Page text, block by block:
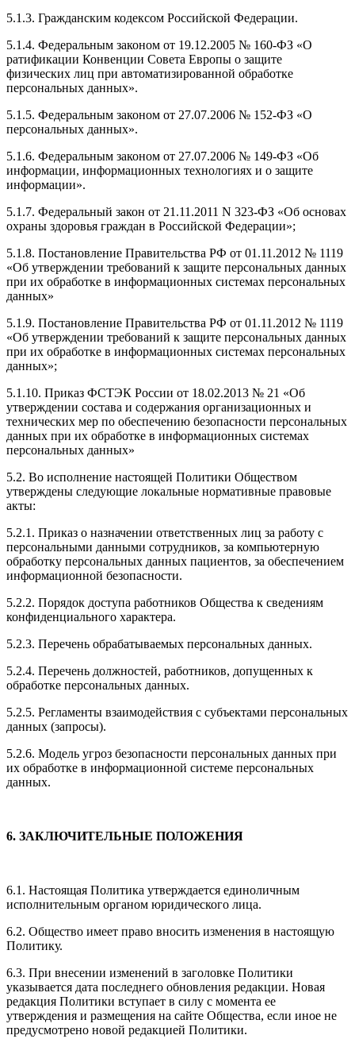
5.1.3. Гражданским кодексом Российской Федерации.
5.1.4. Федеральным законом от 19.12.2005 № 160-ФЗ «О
ратификации Конвенции Совета Европы о защите
физических лиц при автоматизированной обработке
персональных данных».
5.1.5. Федеральным законом от 27.07.2006 № 152-ФЗ «О
персональных данных».
5.1.6. Федеральным законом от 27.07.2006 № 149-ФЗ «Об
информации, информационных технологиях и о защите
информации».
5.1.7. Федеральный закон от 21.11.2011 N 323-ФЗ «Об основах
охраны здоровья граждан в Российской Федерации»;
5.1.8. Постановление Правительства РФ от 01.11.2012 № 1119
«Об утверждении требований к защите персональных данных
при их обработке в информационных системах персональных
данных»
5.1.9. Постановление Правительства РФ от 01.11.2012 № 1119
«Об утверждении требований к защите персональных данных
при их обработке в информационных системах персональных
данных»;
5.1.10. Приказ ФСТЭК России от 18.02.2013 № 21 «Об
утверждении состава и содержания организационных и
технических мер по обеспечению безопасности персональных
данных при их обработке в информационных системах
персональных данных»
5.2. Во исполнение настоящей Политики Обществом
утверждены следующие локальные нормативные правовые
акты:
5.2.1. Приказ о назначении ответственных лиц за работу с
персональными данными сотрудников, за компьютерную
обработку персональных данных пациентов, за обеспечением
информационной безопасности.
5.2.2. Порядок доступа работников Общества к сведениям
конфиденциального характера.
5.2.3. Перечень обрабатываемых персональных данных.
5.2.4. Перечень должностей, работников, допущенных к
обработке персональных данных.
5.2.5. Регламенты взаимодействия с субъектами персональных
данных (запросы).
5.2.6. Модель угроз безопасности персональных данных при
их обработке в информационной системе персональных
данных.
6. ЗАКЛЮЧИТЕЛЬНЫЕ ПОЛОЖЕНИЯ
6.1. Настоящая Политика утверждается единоличным
исполнительным органом юридического лица.
6.2. Общество имеет право вносить изменения в настоящую
Политику.
6.3. При внесении изменений в заголовке Политики
указывается дата последнего обновления редакции. Новая
редакция Политики вступает в силу с момента ее
утверждения и размещения на сайте Общества, если иное не
предусмотрено новой редакцией Политики.